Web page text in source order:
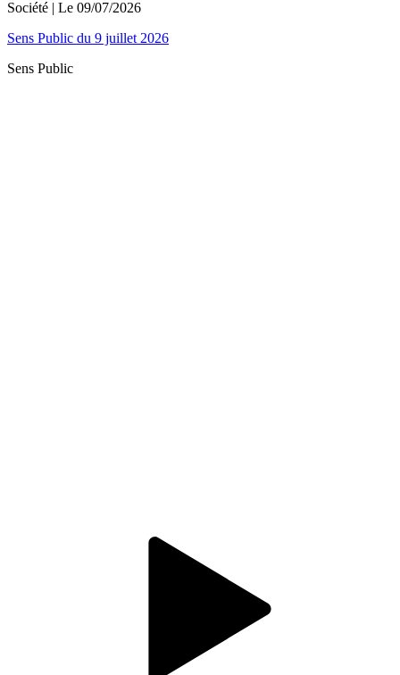
Société | Le 09/07/2026
Sens Public du 9 juillet 2026
Sens Public